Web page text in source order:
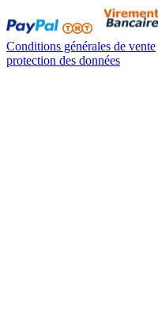
Conditions générales de vente
protection des données